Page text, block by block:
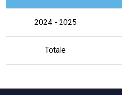
2024 - 2025
Totale